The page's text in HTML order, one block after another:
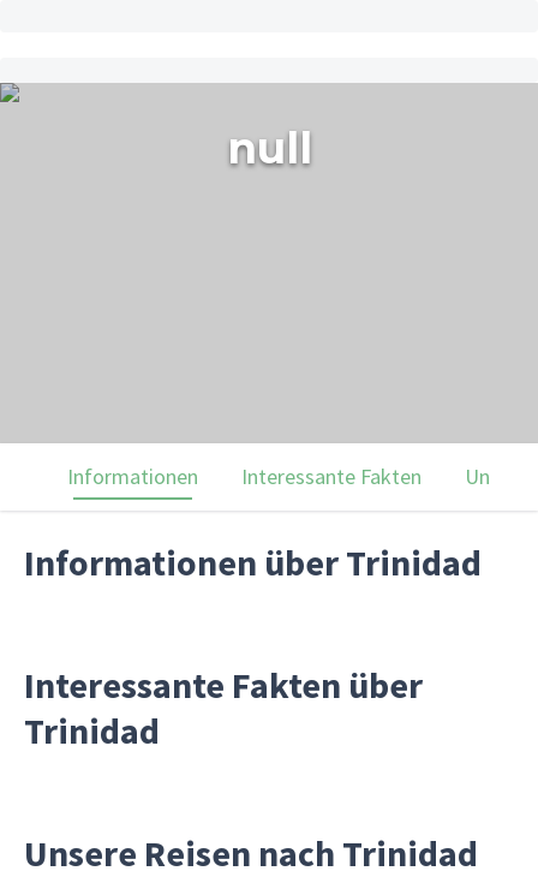
null
Informationen Interessante Fakten Unsere
Informationen über Trinidad
Interessante Fakten über
Trinidad
Unsere Reisen nach Trinidad